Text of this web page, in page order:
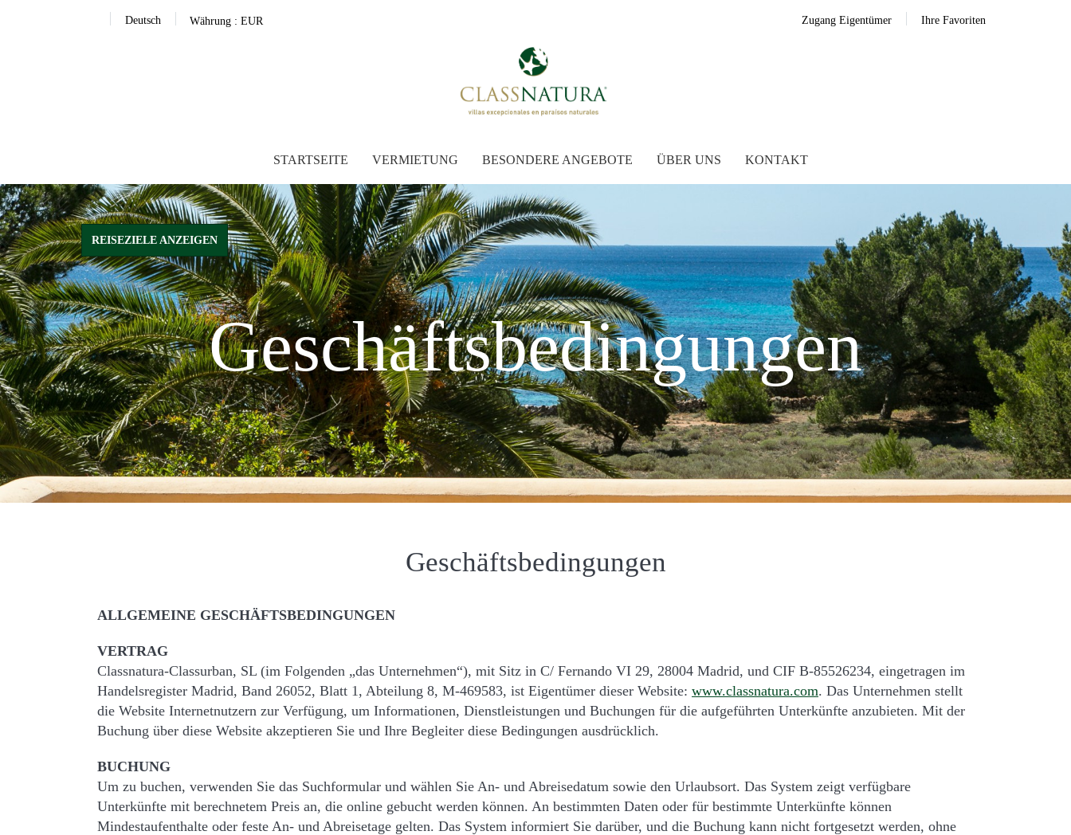
Deutsch Währung : EUR Ihre Favoriten
Zugang Eigentümer
STARTSEITE VERMIETUNG BESONDERE ANGEBOTE ÜBER UNS KONTAKT
REISEZIELE ANZEIGEN
Geschäftsbedingungen
Geschäftsbedingungen
ALLGEMEINE GESCHÄFTSBEDINGUNGEN
VERTRAG
Classnatura-Classurban, SL (im Folgenden „das Unternehmen“), mit Sitz in C/ Fernando VI 29, 28004 Madrid, und CIF B-85526234, eingetragen im
Handelsregister Madrid, Band 26052, Blatt 1, Abteilung 8, M-469583, ist Eigentümer dieser Website: www.classnatura.com. Das Unternehmen stellt
die Website Internetnutzern zur Verfügung, um Informationen, Dienstleistungen und Buchungen für die aufgeführten Unterkünfte anzubieten. Mit der
Buchung über diese Website akzeptieren Sie und Ihre Begleiter diese Bedingungen ausdrücklich.
BUCHUNG
Um zu buchen, verwenden Sie das Suchformular und wählen Sie An- und Abreisedatum sowie den Urlaubsort. Das System zeigt verfügbare
Unterkünfte mit berechnetem Preis an, die online gebucht werden können. An bestimmten Daten oder für bestimmte Unterkünfte können
Mindestaufenthalte oder feste An- und Abreisetage gelten. Das System informiert Sie darüber, und die Buchung kann nicht fortgesetzt werden, ohne